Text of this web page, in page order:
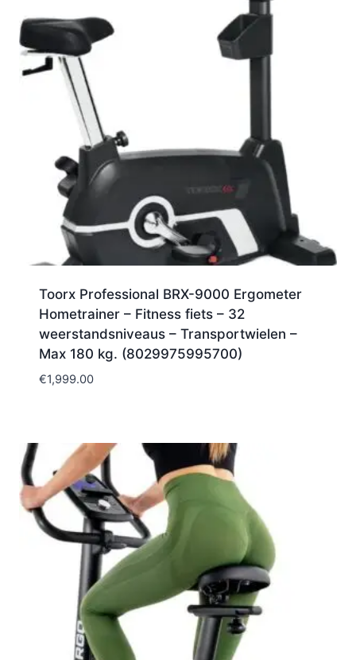
Toorx Professional BRX-9000 Ergometer
Hometrainer – Fitness fiets – 32
weerstandsniveaus – Transportwielen –
Max 180 kg. (8029975995700)
€1,999.00